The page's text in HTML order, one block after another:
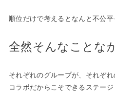
順位だけで考えるとなんと不公平
全然そんなことな
それぞれのグループが、それぞれ
コラボだからこそできるステージ